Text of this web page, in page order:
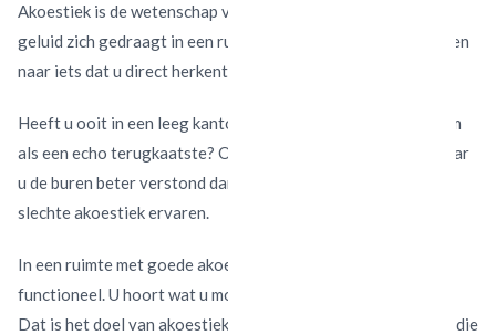
Akoestiek is de wetenschap van geluid en de manier waarop
geluid zich gedraagt in een ruimte. Maar laten we dat vertalen
naar iets dat u direct herkent.
Heeft u ooit in een leeg kantoor gestaan waar uw eigen stem
als een echo terugkaatste? Of in een restaurant gezeten waar
u de buren beter verstond dan uw tafelgenoot? Dan heeft u
slechte akoestiek ervaren.
In een ruimte met goede akoestiek is geluid aangenaam en
functioneel. U hoort wat u moet horen, en niet meer dan dat.
Dat is het doel van akoestiek: een geluidsomgeving creëren die